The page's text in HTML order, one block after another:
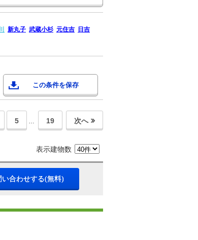
新丸子 武蔵小杉 元住吉
日吉
この条件を保存
5 … 19 次へ
表示建物数
合わせする(無料)